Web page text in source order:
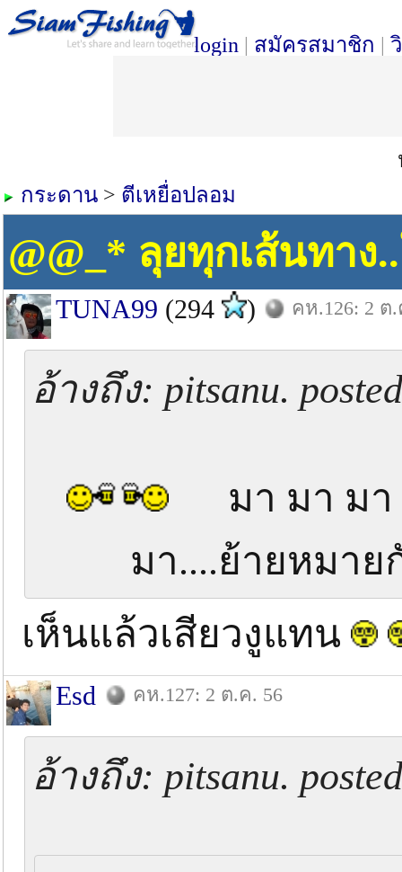
login | สมัครสมาชิก |
กระดาน > ตีเหยื่อปลอม
@@_* ลุยทุกเส้นทาง
TUNA99 (294 ) คห.126: 2 ต
อ้างถึง: pitsanu.
มา มา มา
มา....ย้ายหม
เห็นแล้วเสียวงูแทน
Esd คห.127: 2 ต.ค. 56
อ้างถึง: pitsanu.